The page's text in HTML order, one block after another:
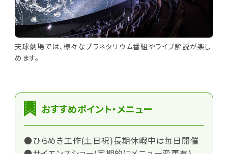
天球劇場では、様々なプラネタリウム番組やライブ解説が楽し
めます。
おすすめポイント・メニュー
●ひらめき工作(土日祝)長期休暇中は毎日開催